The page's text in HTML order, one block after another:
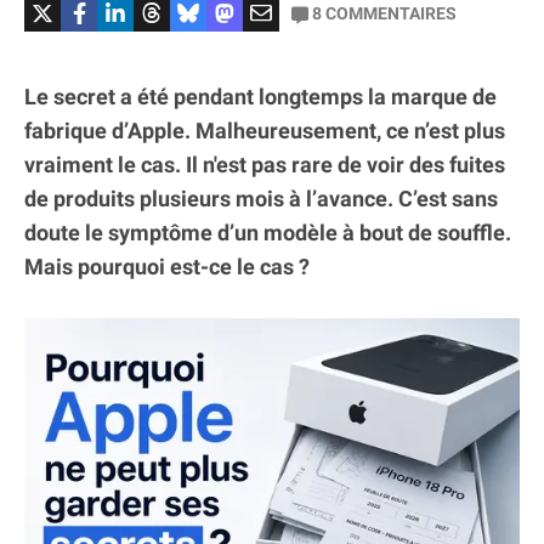
8COMMENTAIRES
Le secret a été pendant longtemps la marque de
fabrique d’Apple. Malheureusement, ce n’est plus
vraiment le cas. Il n'est pas rare de voir des fuites
de produits plusieurs mois à l’avance. C’est sans
doute le symptôme d’un modèle à bout de souffle.
Mais pourquoi est-ce le cas ?